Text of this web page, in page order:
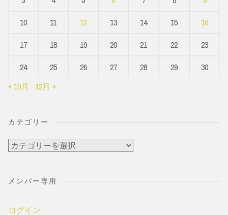
10
11 12 13 14 15
16
17
18 19 20 21 22
23
24
25 26 27 28 29
30
« 10月
12月 »
カテゴリー
カ
ゴ
ー
メンバー専用
ログイン